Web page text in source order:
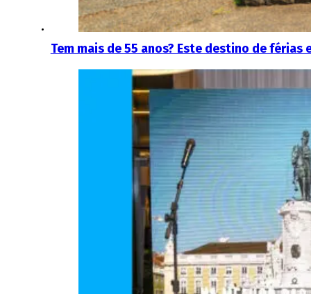
Tem mais de 55 anos? Este destino de férias